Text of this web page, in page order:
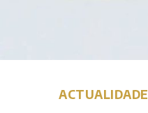
ACTUALIDADE